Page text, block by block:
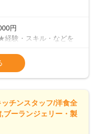
当、ご飯担当、盛り付
い＞業務に慣れてきた
していきます。パート
いく面白さを味わえま
ずは、1年間での一人立
円
験・スキル・などを
ヶ月分支給）★昇給年
収例＞年収380万円／
万円／入社3年／48歳
／51歳
給与・待遇変動な
チンスタッフ/洋食全
ブーランジェリー・製